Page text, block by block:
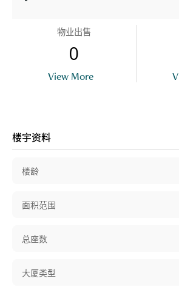
物业出售
0
View More
楼宇资料
楼龄
面积范围
总座数
大厦类型